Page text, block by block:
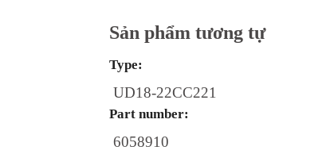
Sản phẩm tương tự
Type:
UD18-22CC221
Part number:
6058910